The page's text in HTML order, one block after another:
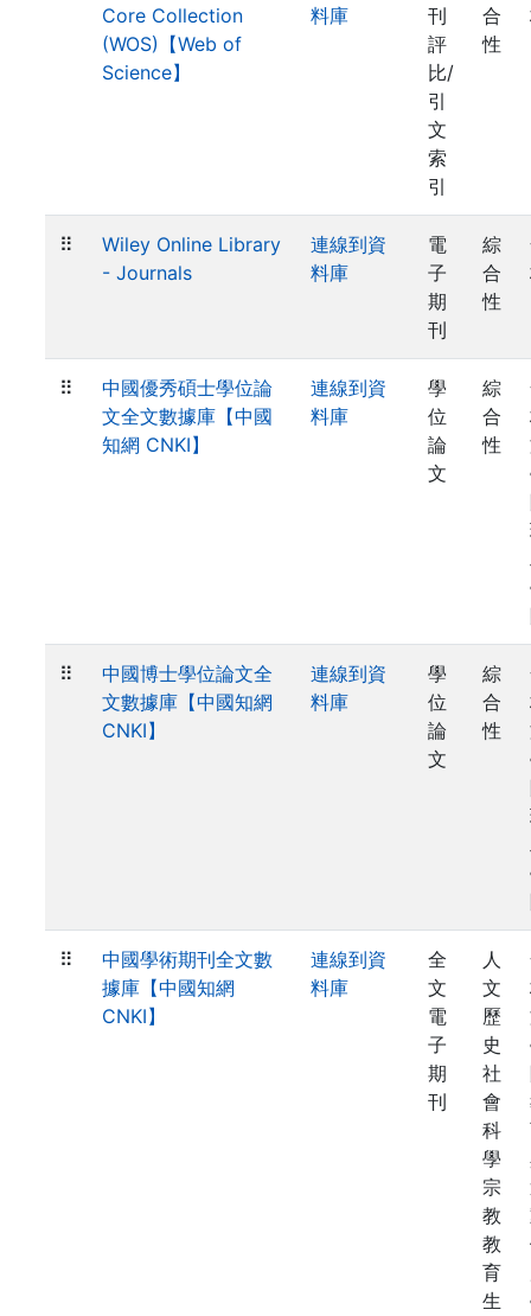
Core Collection
(WOS)【Web of
Science】
料庫
刊
評
比/
引
文
索
引
合
性
⠿
Wiley Online Library
- Journals
連線到資
料庫
電
子
期
刊
綜
合
性
⠿
中國優秀碩士學位論
文全文數據庫【中國
知網 CNKI】
連線到資
料庫
學
位
論
文
綜
合
性
⠿
中國博士學位論文全
文數據庫【中國知網
CNKI】
連線到資
料庫
學
位
論
文
綜
合
性
⠿
中國學術期刊全文數
據庫【中國知網
CNKI】
連線到資
料庫
全
文
電
子
期
刊
人
文
歷
史
社
會
科
學
宗
教
教
育
生